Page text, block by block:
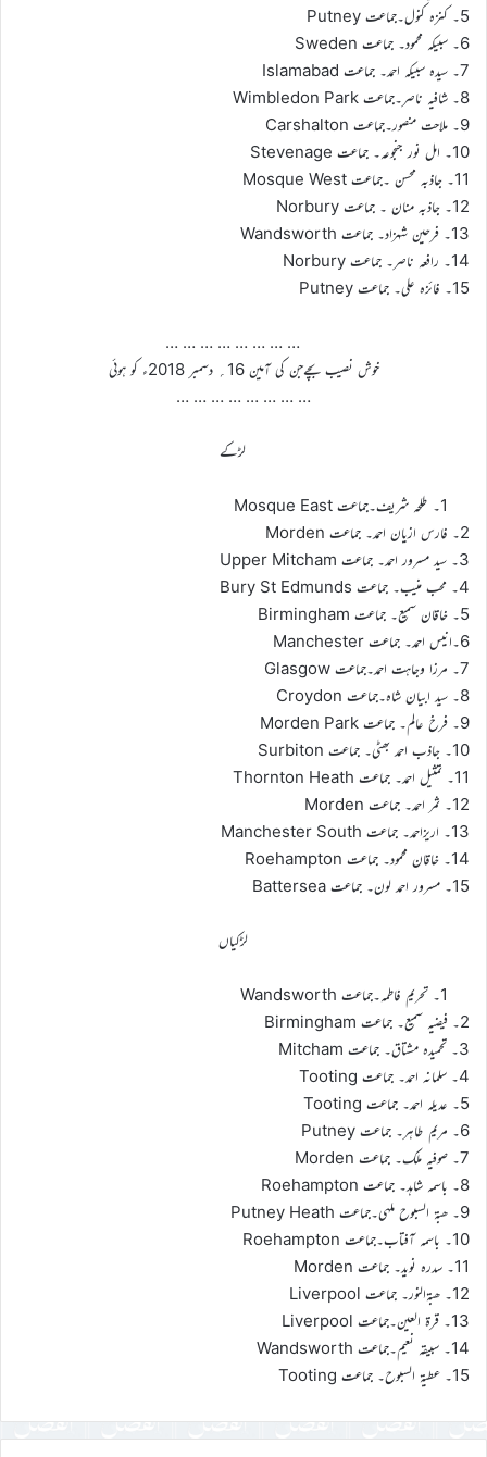
5۔ کنزہ کنول۔جماعت Putney
6۔ سبیکہ محمود۔ جماعت Sweden
7۔ سیدہ سبیکہ احمد۔ جماعت Islamabad
8۔ شافیہ ناصر۔جماعت Wimbledon Park
9۔ ملاحت منصور۔جماعت Carshalton
10۔ امل نور جنجوعہ۔ جماعت Stevenage
11۔ جاذبہ محسن ۔جماعت Mosque West
12۔ جاذبہ منان ۔ جماعت Norbury
13۔ فرحین شہزاد۔ جماعت Wandsworth
14۔ رافعہ ناصر۔ جماعت Norbury
15۔ فائزہ علی۔ جماعت Putney
… … … … … … … …
خوش نصیب بچےجن کی آمین 16؍ دسمبر 2018ء کو ہوئی
… … … … … … … …
لڑکے
1۔ طلحہ شریف۔جماعت Mosque East
2۔ فارس ازیان احمد۔ جماعت Morden
3۔ سید مسرور احمد۔ جماعت Upper Mitcham
4۔ محب منیب۔ جماعت Bury St Edmunds
5۔ خاقان سمیع۔ جماعت Birmingham
6۔انیس احمد۔ جماعت Manchester
7۔ مرزا وجاہت احمد۔جماعت Glasgow
8۔ سید ابیان شاہ۔جماعت Croydon
9۔ فرخ عالم۔ جماعت Morden Park
10۔ جاذب احمد بھٹی۔ جماعت Surbiton
11۔ تمثیل احمد۔ جماعت Thornton Heath
12۔ ثمر احمد۔ جماعت Morden
13۔ اریزاحمد۔ جماعت Manchester South
14۔ خاقان محمود۔ جماعت Roehampton
15۔ مسرور احمد لون۔ جماعت Battersea
لڑکیاں
1۔ تحریم فاطمہ۔جماعت Wandsworth
2۔ فیضیہ سمیع۔ جماعت Birmingham
3۔ تحمیدہ مشتاق۔ جماعت Mitcham
4۔ سلمانہ احمد۔ جماعت Tooting
5۔ عدیلہ احمد۔ جماعت Tooting
6۔ مریم طاہر۔ جماعت Putney
7۔ صوفیہ ملک۔ جماعت Morden
8۔ باسمہ شاہد۔ جماعت Roehampton
9۔ ھبۃ السبوح ملہی۔جماعت Putney Heath
10۔ باسمہ آفتاب۔جماعت Roehampton
11۔ سدرہ نوید۔ جماعت Morden
12۔ ھبۃالنور۔ جماعت Liverpool
13۔ قرۃ العین۔جماعت Liverpool
14۔ سبیقہ نعیم۔جماعت Wandsworth
15۔ عطیۃ السبوح۔ جماعت Tooting